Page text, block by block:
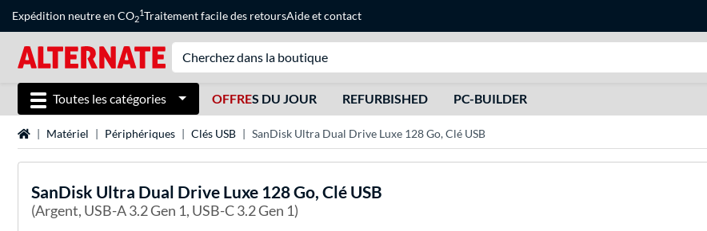
Expédition neutre en CO2
1Traitement facile des retoursAideetcontact
Toutes les catégories OFFRES DU JOUR REFURBISHED PC-BUILDER
Page d'accueil
Matériel Périphériques Clés USB SanDisk Ultra Dual Drive Luxe 128 Go, Clé USB
SanDisk Ultra Dual Drive Luxe 128 Go, Clé USB
(Argent, USB-A 3.2 Gen 1, USB-C 3.2 Gen 1)